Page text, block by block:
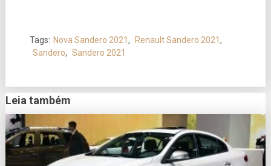
Tags: Nova Sandero 2021 , Renault Sandero 2021 ,
Sandero, Sandero 2021
Leia também